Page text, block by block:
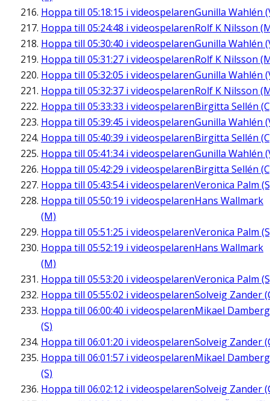
Hoppa till 05:18:15 i videospelarenGunilla Wahlén
Hoppa till 05:24:48 i videospelarenRolf K Nilsson
Hoppa till 05:30:40 i videospelarenGunilla Wahlén
Hoppa till 05:31:27 i videospelarenRolf K Nilsson
Hoppa till 05:32:05 i videospelarenGunilla Wahlén
Hoppa till 05:32:37 i videospelarenRolf K Nilsson
Hoppa till 05:33:33 i videospelarenBirgitta Sellén
Hoppa till 05:39:45 i videospelarenGunilla Wahlén
Hoppa till 05:40:39 i videospelarenBirgitta Sellén
Hoppa till 05:41:34i videospelarenGunilla Wahlén
Hoppa till 05:42:29 i videospelarenBirgitta Sellén
Hoppa till 05:43:54i videospelarenVeronica Palm
Hoppa till 05:50:19 i videospelarenHans Wallmark
(M)
Hoppa till 05:51:25 i videospelarenVeronica Palm
Hoppa till 05:52:19 i videospelarenHans Wallmark
(M)
Hoppa till 05:53:20 i videospelarenVeronica Palm
Hoppa till 05:55:02 i videospelarenSolveig Zander
Hoppa till 06:00:40 i videospelarenMikael Damberg
(S)
Hoppa till 06:01:20 i videospelarenSolveig Zander
Hoppa till 06:01:57 i videospelarenMikael Damberg
(S)
Hoppa till 06:02:12 i videospelarenSolveig Zander